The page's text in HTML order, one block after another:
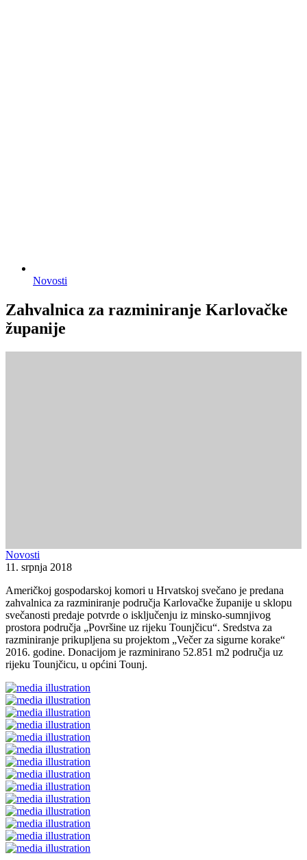
Novosti
Zahvalnica za razminiranje Karlovačke
županije
Novosti
11. srpnja 2018
Američkoj gospodarskoj komori u Hrvatskoj svečano je predana
zahvalnica za razminiranje područja Karlovačke županije u sklopu
svečanosti predaje potvrde o isključenju iz minsko-sumnjivog
prostora područja „Površine uz rijeku Tounjčicu“. Sredstva za
razminiranje prikupljena su projektom „Večer za sigurne korake“
2016. godine. Donacijom je razminirano 52.851 m2 područja uz
rijeku Tounjčicu, u općini Tounj.